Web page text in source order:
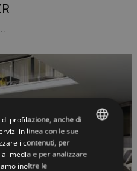
profilazione, anche di
in linea con le sue
i contenuti, per
media e per analizzare
inoltre le